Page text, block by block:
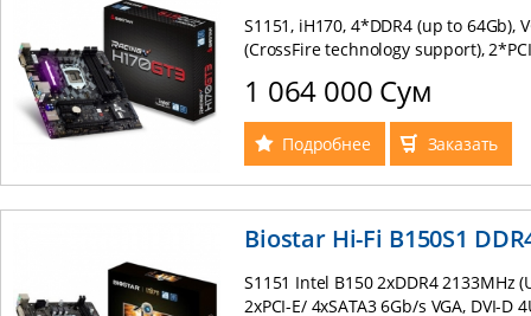
S1151, iH170, 4*DDR4 (up to 64Gb),
(CrossFire technology support),
RAID (0, 1, 5, 10), Intel I219V GB
mATX
1 064 000 Сум
Подробнее Заказать
Biostar Hi-Fi B150S1
S1151 Intel B150 2xDDR4 2133MHz
2xPCI-E/ 4xSATA3 6Gb/s VGA, DVI-D